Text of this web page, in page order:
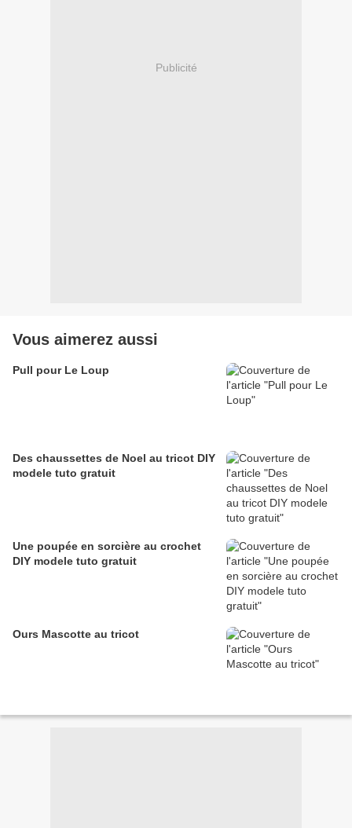
Publicité
Vous aimerez aussi
Pull pour Le Loup
Des chaussettes de Noel au tricot DIY
modele tuto gratuit
Une poupée en sorcière au crochet
DIY modele tuto gratuit
Ours Mascotte au tricot